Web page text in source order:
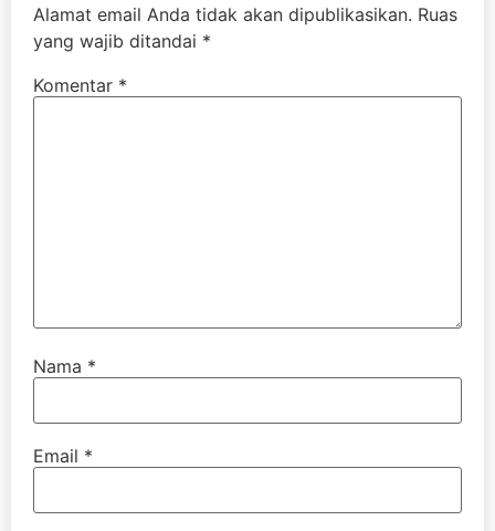
Alamat email Anda tidak akan dipublikasikan. Ruas
yang wajib ditandai *
Komentar *
Nama *
Email *